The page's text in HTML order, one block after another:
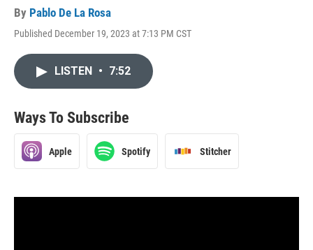
By Pablo De La Rosa
Published December 19, 2023 at 7:13 PM CST
LISTEN • 7:52
Ways To Subscribe
Apple Spotify Stitcher